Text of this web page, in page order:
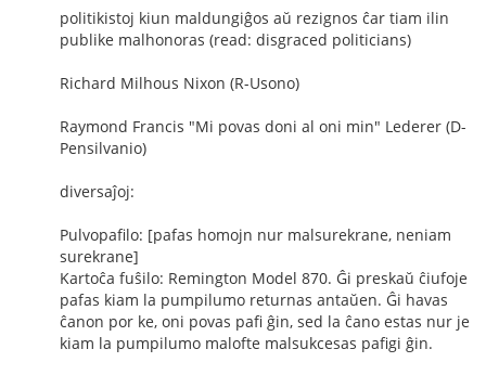
politikistoj kiun maldungiĝos aŭ rezignos ĉar tiam ilin
publike malhonoras (read: disgraced politicians)
Richard Milhous Nixon (R-Usono)
Raymond Francis "Mi povas doni al oni min" Lederer (D-
Pensilvanio)
diversaĵoj:
Pulvopafilo: [pafas homojn nur malsurekrane, neniam
surekrane]
Kartoĉa fuŝilo: Remington Model 870. Ĝi preskaŭ ĉiufoje
pafas kiam la pumpilumo returnas antaŭen. Ĝi havas
ĉanon por ke, oni povas pafi ĝin, sed la ĉano estas nur je
kiam la pumpilumo malofte malsukcesas pafigi ĝin.